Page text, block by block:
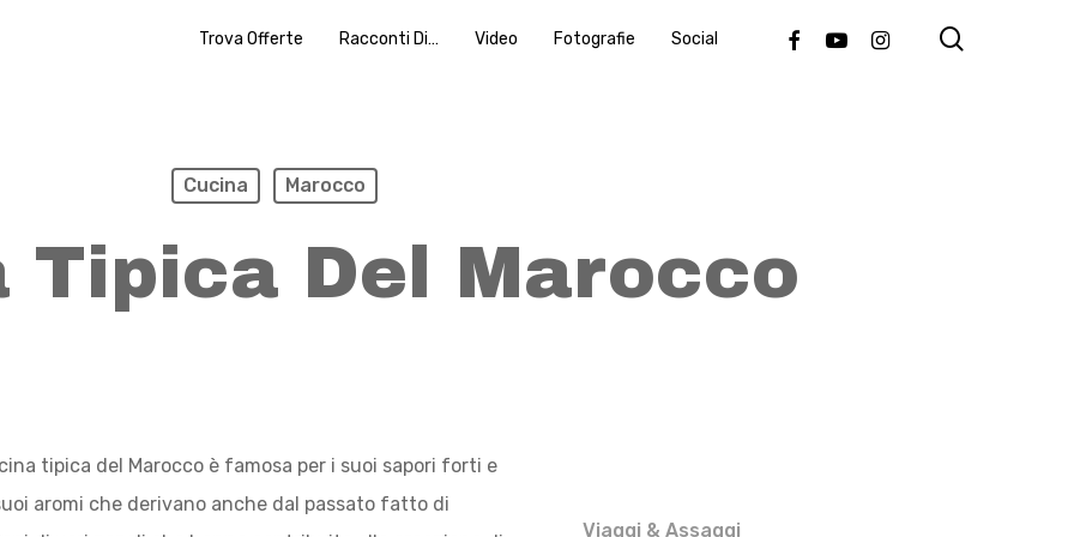
Trova Offerte Racconti Di… Video Fotografie Social FacebookYoutubeInstagram
Cucina Marocco
Tipica Del Marocco
tipica del Marocco è famosa per i suoi sapori forti e
aromi che derivano anche dal passato fatto di
Viaggi & Assaggi